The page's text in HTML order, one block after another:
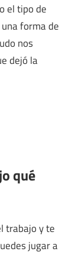
el tipo de
forma de
nos
dejó la
qué
trabajo y te
jugar a